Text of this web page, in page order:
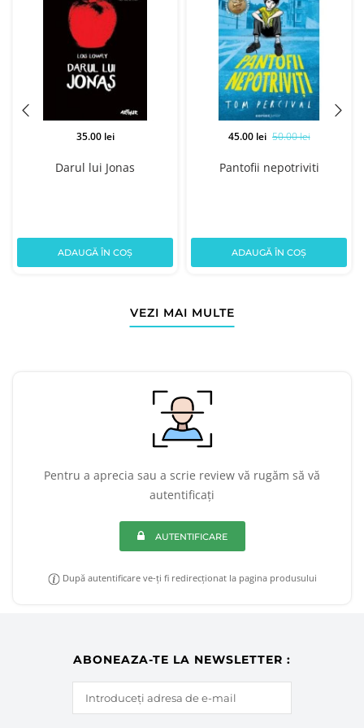
Darul lui Jonas
35.00 lei
ADAUGĂ ÎN COȘ
Pantofii nepotriviti
45.00 lei 50.00 lei
ADAUGĂ ÎN COȘ
VEZI MAI MULTE
Pentru a aprecia sau a scrie review vă rugăm să vă
autentificați
AUTENTIFICARE
După autentificare ve-ți fi redirecționat la pagina produsului
ABONEAZA-TE LA NEWSLETTER :